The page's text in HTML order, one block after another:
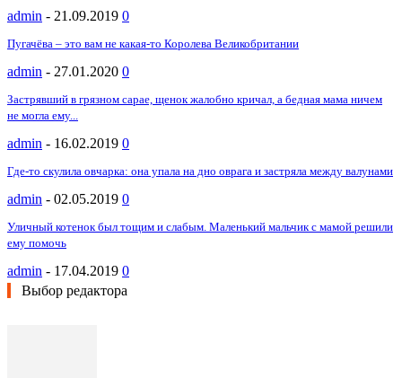
admin - 21.09.2019 0
Пугачёва – это вам не какая-то Королева Великобритании
admin - 27.01.2020 0
Застрявший в грязном сарае, щенок жалобно кричал, а бедная мама ничем
не могла ему...
admin - 16.02.2019 0
Где-то скулила овчарка: она упала на дно оврага и застряла между валунами
admin - 02.05.2019 0
Уличный котенок был тощим и слабым. Маленький мальчик с мамой решили
ему помочь
admin - 17.04.2019 0
Выбор редактора